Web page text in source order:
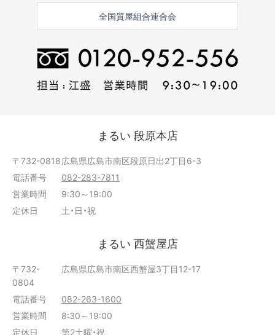
全国質屋組合連合会
まるい 段原本店
〒732-0818広島県広島市南区段原日出2丁目6-3
電話番号
082-283-7811
営業時間
9:30～19:00
定休日
土・日・祝
まるい 西蟹屋店
〒732-
0804
広島県広島市南区西蟹屋3丁目12-17
電話番号
082-263-1600
営業時間
8:30～19:00
定休日
第2土曜・祝